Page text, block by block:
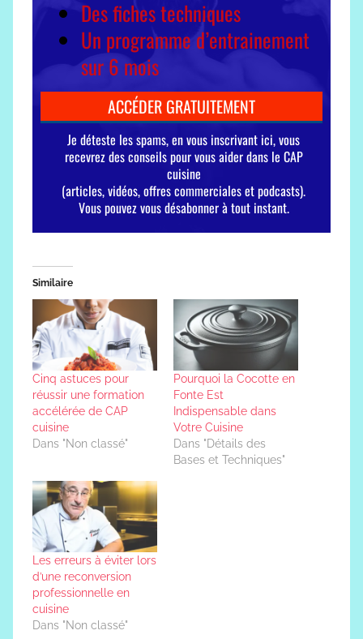
Similaire
Cinq astuces pour
réussir une formation
accélérée de CAP
cuisine
Dans "Non classé"
Pourquoi la Cocotte en
Fonte Est
Indispensable dans
Votre Cuisine
Dans "Détails des
Bases et Techniques"
Les erreurs à éviter lors
d’une reconversion
professionnelle en
cuisine
Dans "Non classé"